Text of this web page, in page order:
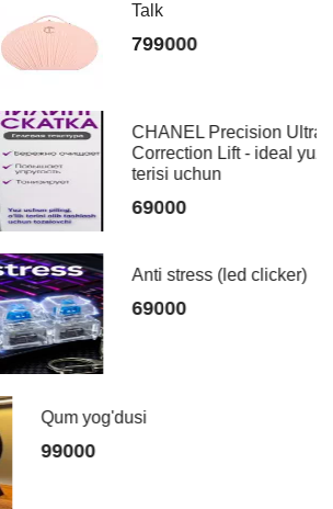
Talk
799000
CHANEL Precision Ultra
Correction Lift - ideal yuz
terisi uchun
69000
Anti stress (led clicker)
69000
Qum yog'dusi
99000